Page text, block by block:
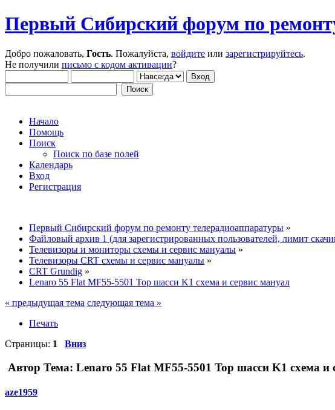
Первый Сибирский форум по
Добро пожаловать, Гость. Пожалуйста, войдите или зарегистрируйтесь.
Не получили письмо с кодом активации?
Начало
Помощь
Поиск
Поиск по базе полей
Календарь
Вход
Регистрация
Первый Сибирский форум по ремонту телерадиоаппаратуры »
Файловый архив 1 (для зарегистрированных пользователей, лимит
Телевизоры и мониторы схемы и сервис мануалы »
Телевизоры CRT схемы и сервис мануалы »
CRT Grundig »
Lenaro 55 Flat MF55-5501 Top шасси K1 схема и сервис мануал
« предыдущая тема следующая тема »
Печать
Страницы: 1 Вниз
Автор Тема: Lenaro 55 Flat MF55-5501 Top шасси K1 схема
aze1959